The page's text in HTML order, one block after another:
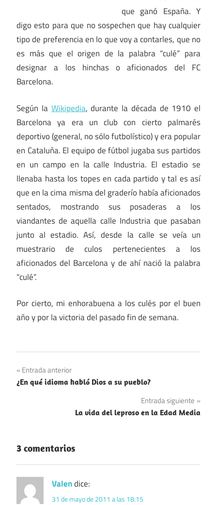
que ganó España. Y
digo esto para que no sospechen que hay cualquier
tipo de preferencia en lo que voy a contarles, que no
es más que el origen de la palabra “culé” para
designar a los hinchas o aficionados del FC
Barcelona.
Según la Wikipedia, durante la década de 1910 el
Barcelona ya era un club con cierto palmarés
deportivo (general, no sólo futbolístico) y era popular
en Cataluña. El equipo de fútbol jugaba sus partidos
en un campo en la calle Industria. El estadio se
llenaba hasta los topes en cada partido y tal es así
que en la cima misma del graderío había aficionados
sentados, mostrando sus posaderas a los
viandantes de aquella calle Industria que pasaban
junto al estadio. Así, desde la calle se veía un
muestrario de culos pertenecientes a los
aficionados del Barcelona y de ahí nació la palabra
“culé”.
Por cierto, mi enhorabuena a los culés por el buen
año y por la victoria del pasado fin de semana.
Navegación
de
Entrada anterior
¿En qué idioma habló Dios a su pueblo?
Entrada siguiente
La vida del leproso en la Edad Media
3 comentarios
Valendice:
31 de mayo de 2011 a las 18:15